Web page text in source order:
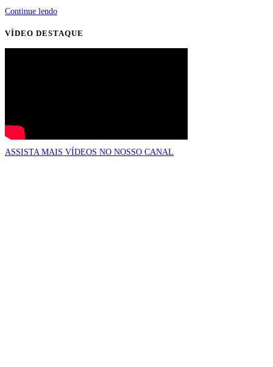
Continue lendoMulher
VÍDEO DESTAQUE
ASSISTA MAIS VÍDEOS NO NOSSO CANAL